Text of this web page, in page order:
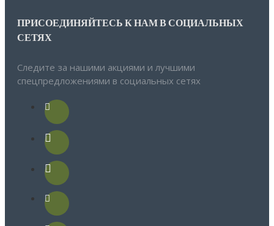
ПРИСОЕДИНЯЙТЕСЬ К НАМ В СОЦИАЛЬНЫХ
СЕТЯХ
Следите за нашими акциями и лучшими
спецпредложениями в социальных сетях